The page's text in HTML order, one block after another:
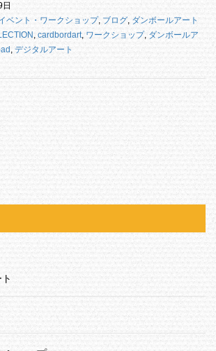
ベント・ワークショップ, ブログ, ダンボールアート
, cardbordart, ワークショップ, ダンボールア
, デジタルアート